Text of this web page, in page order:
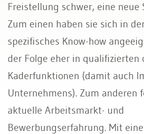
Freistellung schwer, eine neue
Zum einen haben sie sich in
spezifisches Know-how
der Folge eher in qualifizierten
Kaderfunktionen (damit auch
Unternehmens). Zum anderen
aktuelle Arbeitsmarkt- und
Bewerbungserfahrung. Mit